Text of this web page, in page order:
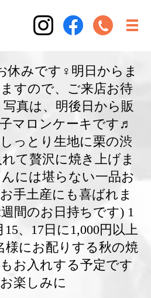
休みです‍♀️明日からま
すので、ご来店お待
真は、明後日から販
マロンケーキです♬
っとり生地に栗の渋
て贅沢に焼き上げま
には堪らない一品お
手土産にも喜ばれま
間のお日持ちです) 1
、17日に1,000円以上
様にお配りする秋の焼
お入れする予定です
楽しみに